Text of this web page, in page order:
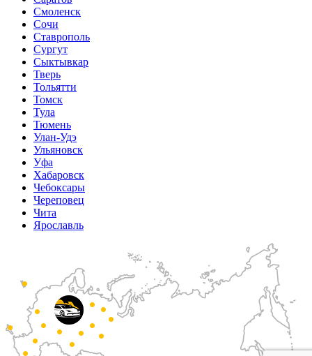
Смоленск
Сочи
Ставрополь
Сургут
Сыктывкар
Тверь
Тольятти
Томск
Тула
Тюмень
Улан-Удэ
Ульяновск
Уфа
Хабаровск
Чебоксары
Череповец
Чита
Ярославль